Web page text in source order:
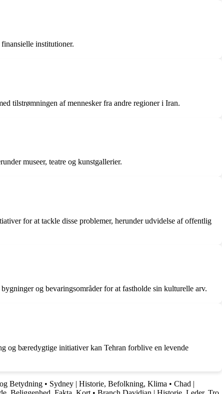
institutioner.
tilstrømningen af mennesker fra andre regioner i Iran.
museer, teatre og kunstgallerier.
for at tackle disse problemer, herunder udvidelse af offentlig
og bevaringsområder for at fastholde sin kulturelle arv.
og bæredygtige initiativer kan Tehran forblive en levende
Betydning • Sydney | Historie, Befolkning, Klima • Chad |